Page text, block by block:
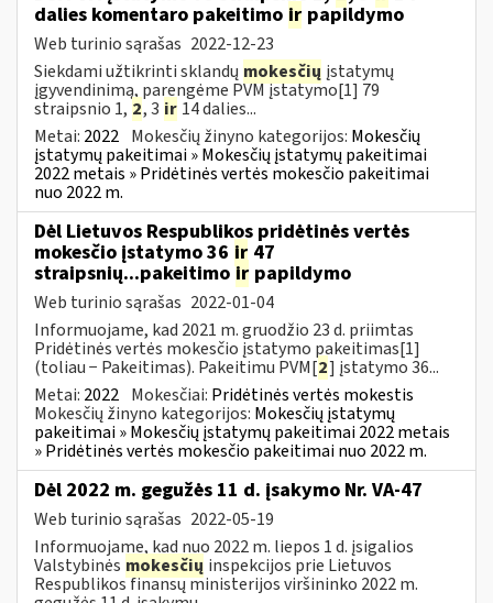
dalies komentaro pakeitimo ir papildymo
Web turinio sąrašas 2022-12-23
Siekdami užtikrinti sklandų mokesčių įstatymų
įgyvendinimą, parengėme PVM įstatymo[1] 79
straipsnio 1, 2, 3 ir 14 dalies...
Metai: 2022 Mokesčių žinyno kategorijos: Mokesčių
įstatymų pakeitimai » Mokesčių įstatymų pakeitimai
2022 metais » Pridėtinės vertės mokesčio pakeitimai
nuo 2022 m.
Dėl Lietuvos Respublikos pridėtinės vertės
mokesčio įstatymo 36 ir 47
straipsnių...pakeitimo ir papildymo
Web turinio sąrašas 2022-01-04
Informuojame, kad 2021 m. gruodžio 23 d. priimtas
Pridėtinės vertės mokesčio įstatymo pakeitimas[1]
(toliau − Pakeitimas). Pakeitimu PVM[2] įstatymo 36...
Metai: 2022 Mokesčiai: Pridėtinės vertės mokestis
Mokesčių žinyno kategorijos: Mokesčių įstatymų
pakeitimai » Mokesčių įstatymų pakeitimai 2022 metais
» Pridėtinės vertės mokesčio pakeitimai nuo 2022 m.
Dėl 2022 m. gegužės 11 d. įsakymo Nr. VA-47
Web turinio sąrašas 2022-05-19
Informuojame, kad nuo 2022 m. liepos 1 d. įsigalios
Valstybinės mokesčių inspekcijos prie Lietuvos
Respublikos finansų ministerijos viršininko 2022 m.